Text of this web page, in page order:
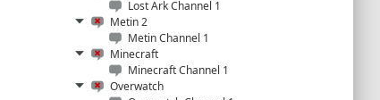
Lost Ark Channel 1
Metin 2
Metin Channel 1
Minecraft
Minecraft Channel 1
Overwatch